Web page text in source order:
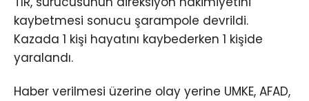
kaybetmesi sonucu şarampole devrildi.
Kazada 1 kişi hayatını kaybederken 1 kişide
yaralandı.
Haber verilmesi üzerine olay yerine UMKE, AFAD,